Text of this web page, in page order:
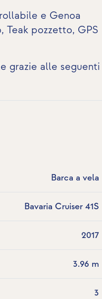
e Genoa
Teak pozzetto, GPS
grazie alle seguenti
Barca a vela
Bavaria Cruiser 41S
2017
3.96 m
3